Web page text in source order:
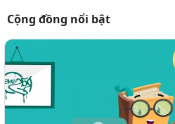
Cộng đồng nổi bật